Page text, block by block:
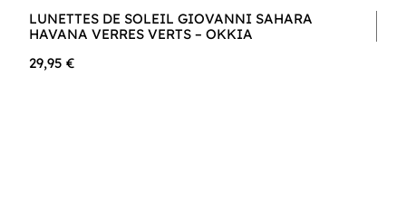
LUNETTES DE SOLEIL GIOVANNI SAHARA
HAVANA VERRES VERTS – OKKIA
29,95 €